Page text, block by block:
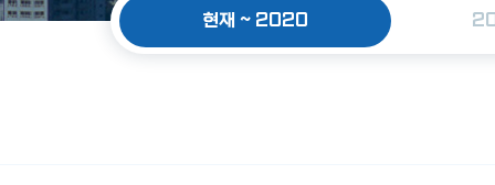
현재 ~ 2020